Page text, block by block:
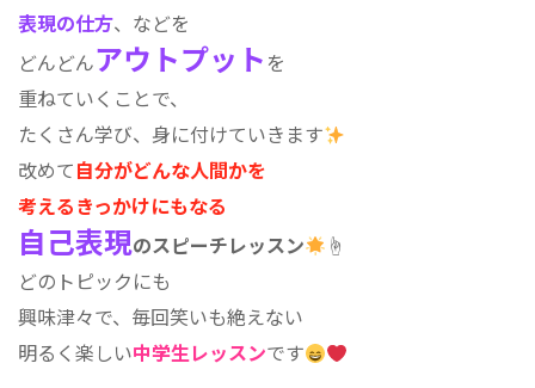
表現の仕方、などを
どんどんアウトプット を
重ねていくことで、
たくさん学び、身に付けていきます
改めて 自分がどんな人間かを
考えるきっかけにもなる
自己表現のスピーチレッスン
☝
どのトピックにも
興味津々で、毎回笑いも絶えない
明るく楽しい中学生レッスンです